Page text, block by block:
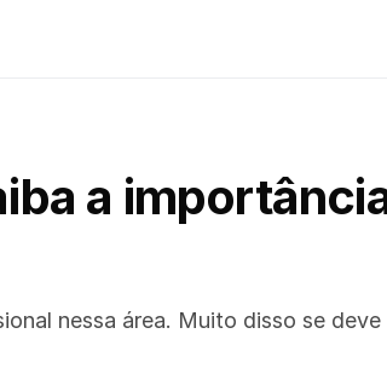
a
nessa área. Muito disso se